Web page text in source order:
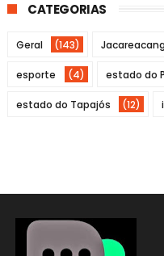
CATEGORIAS
Geral (143)
esporte (4) estado do
estado do Tapajós (12)